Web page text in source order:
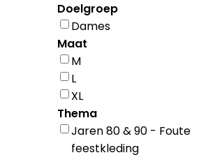
Doelgroep
Dames
Maat
M
L
XL
Thema
Jaren 80 & 90 - Foute
feestkleding